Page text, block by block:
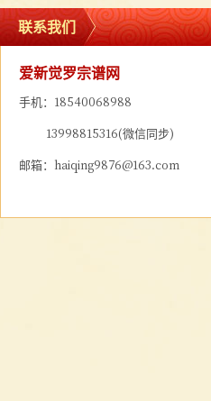
联系我们
爱新觉罗宗谱网
手机：18540068988
13998815316(微信同步)
邮箱：haiqing9876@163.com